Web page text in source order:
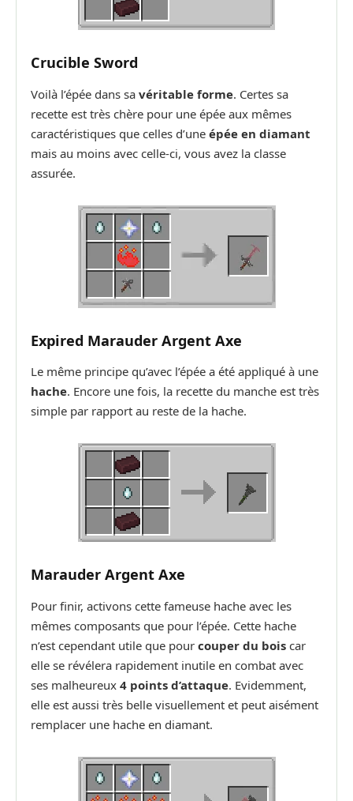
Crucible Sword
Voilà l’épée dans sa véritable forme. Certes sa
recette est très chère pour une épée aux mêmes
caractéristiques que celles d’une épée en diamant
mais au moins avec celle-ci, vous avez la classe
assurée.
Expired Marauder Argent Axe
Le même principe qu’avec l’épée a été appliqué à une
hache. Encore une fois, la recette du manche est très
simple par rapport au reste de la hache.
Marauder Argent Axe
Pour finir, activons cette fameuse hache avec les
mêmes composants que pour l’épée. Cette hache
n’est cependant utile que pour couper du bois car
elle se révélera rapidement inutile en combat avec
ses malheureux 4 points d’attaque. Evidemment,
elle est aussi très belle visuellement et peut aisément
remplacer une hache en diamant.